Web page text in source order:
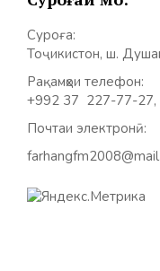
Суроға:
Тоҷикистон, ш.
Рақамҳои телефон:
+992 37 227-77-
Почтаи электронӣ: